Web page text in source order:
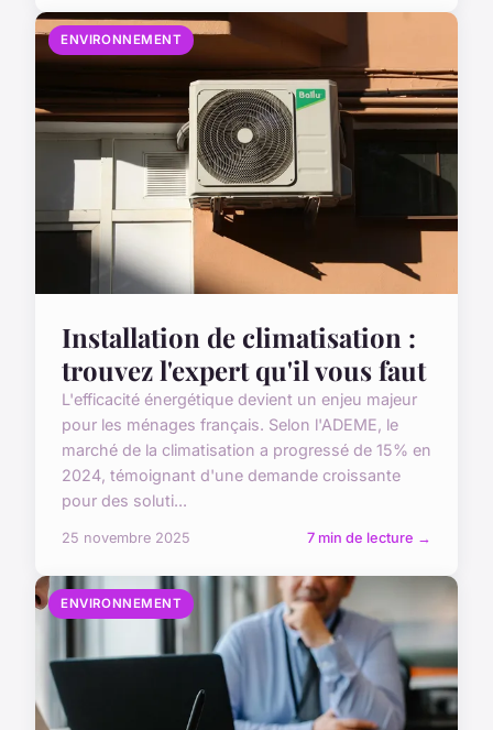
ENVIRONNEMENT
Installation de climatisation :
trouvez l'expert qu'il vous faut
L'efficacité énergétique devient un enjeu majeur
pour les ménages français. Selon l'ADEME, le
marché de la climatisation a progressé de 15% en
2024, témoignant d'une demande croissante
pour des soluti...
25 novembre 2025 7 min de lecture →
ENVIRONNEMENT